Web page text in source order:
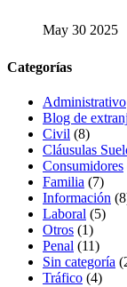
May 30 2025
Categorías
Administrativo
Blog de
Civil (8)
Cláusulas
Consumidores
Familia (7)
Información
Laboral (5)
Otros (1)
Penal (11)
Sin categoría
Tráfico (4)